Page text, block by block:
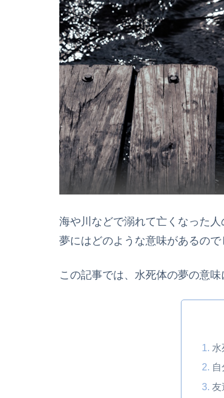
海や川などで溺れて亡くなった
夢にはどのような意味があるの
この記事では、水死体の夢の意
水
友